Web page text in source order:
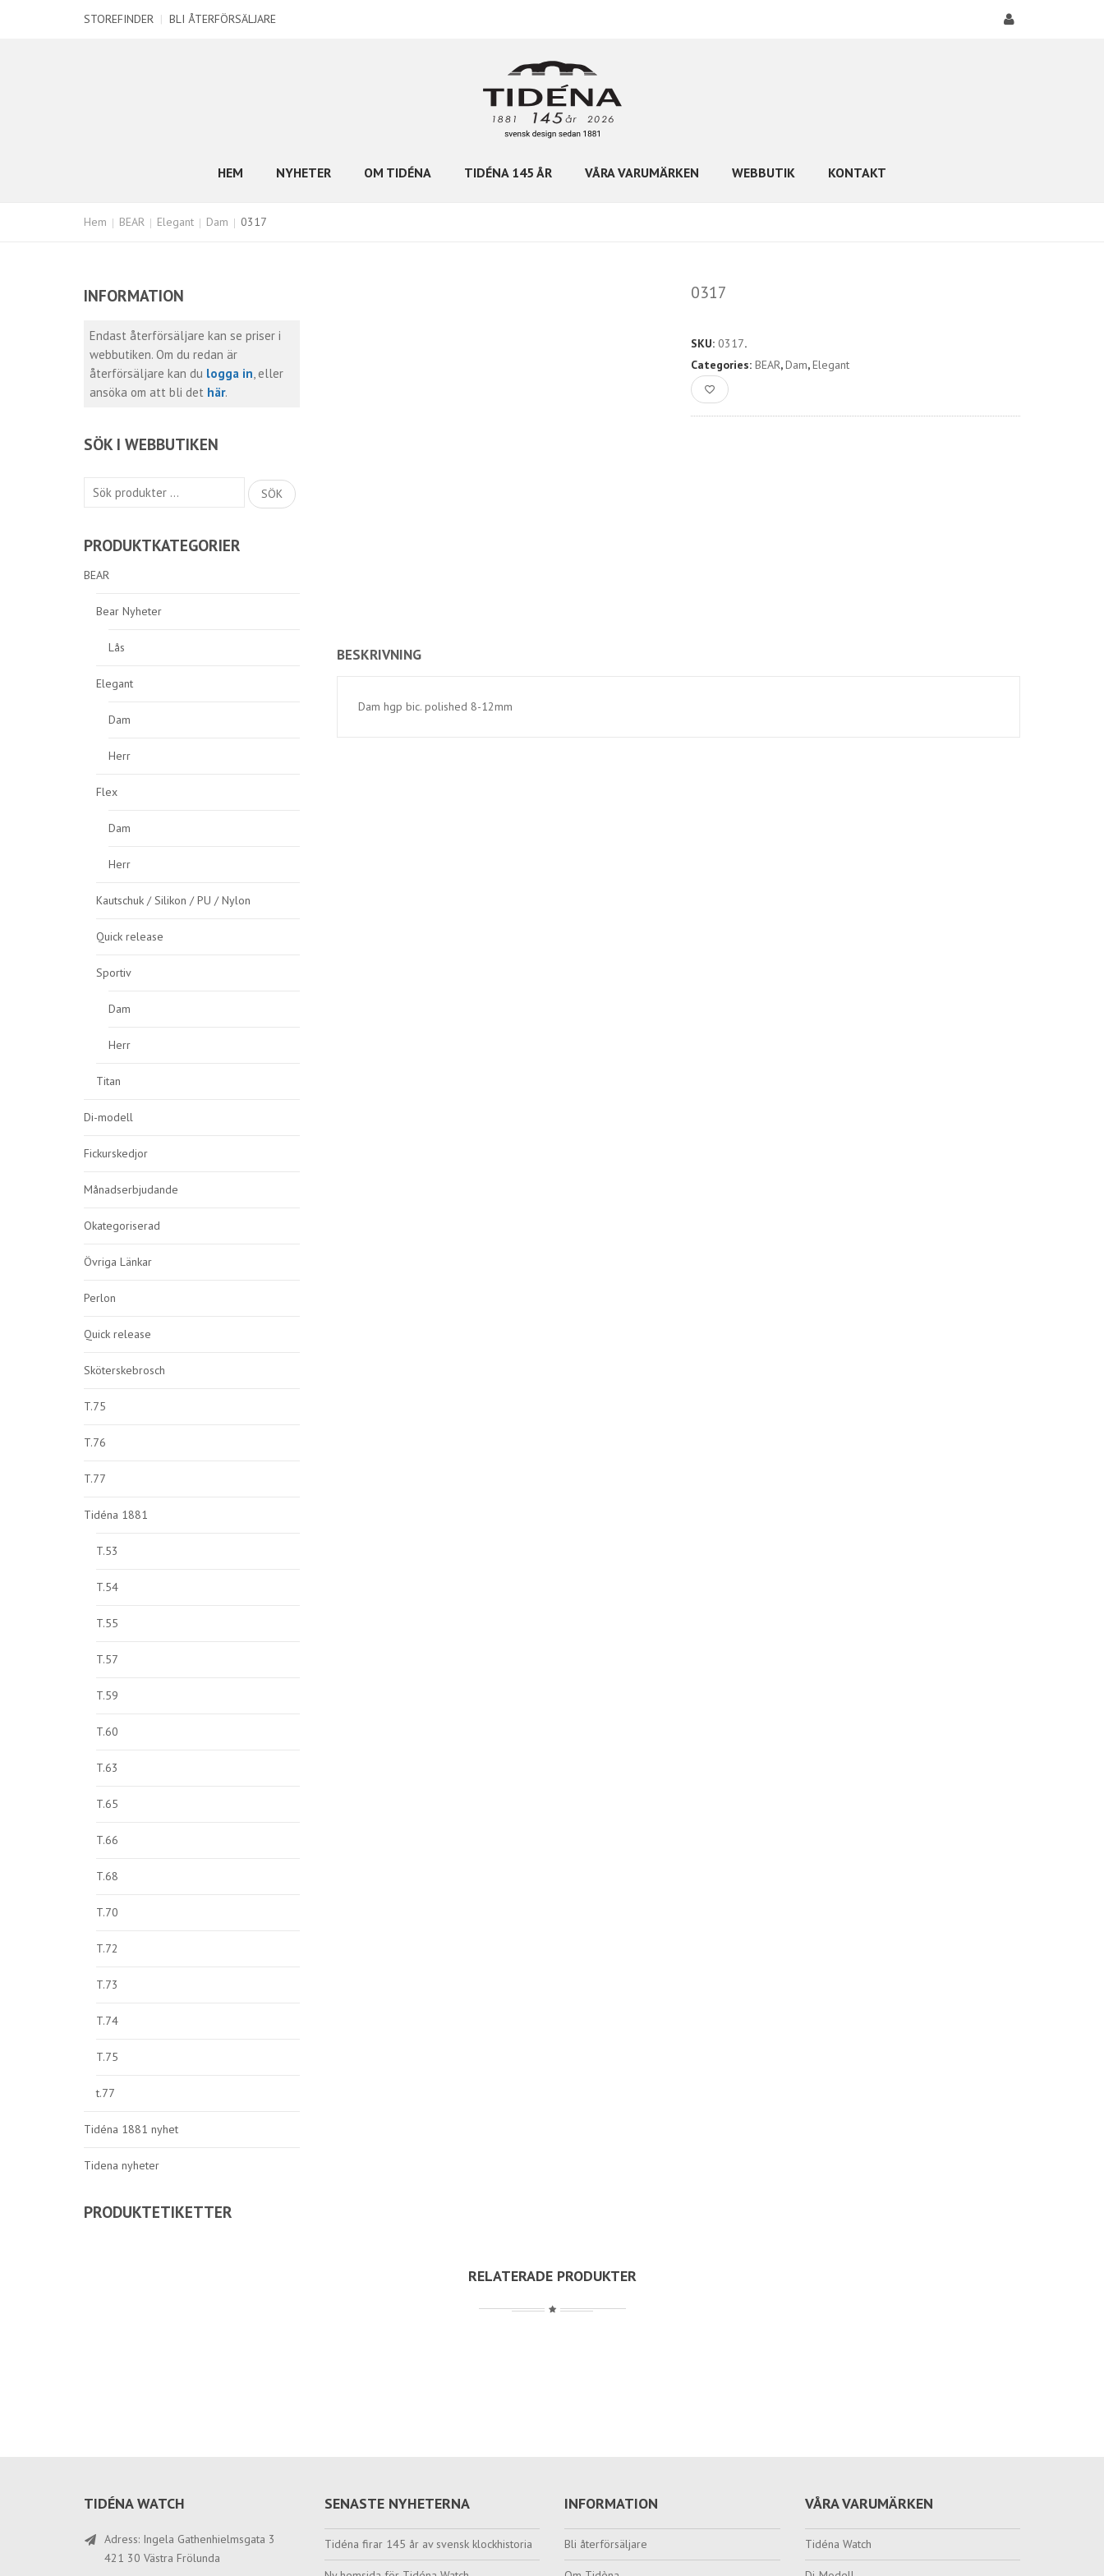
STOREFINDER | BLI ÅTERFÖRSÄLJARE
HEM NYHETER OM TIDÉNA TIDÉNA 145 ÅR VÅRA VARUMÄRKEN WEBBUTIK KONTAKT
Hem BEAR Elegant Dam 0317
INFORMATION
Endast återförsäljare kan se priser i
webbutiken. Om du redan är
återförsäljare kan du logga in, eller
ansöka om att bli det här.
SÖK I WEBBUTIKEN
Sök
SÖK
PRODUKTKATEGORIER
BEAR
Bear Nyheter
Lås
Elegant
Dam
Herr
Flex
Dam
Herr
Kautschuk / Silikon / PU / Nylon
Quick release
Sportiv
Dam
Herr
Titan
Di-modell
Fickurskedjor
Månadserbjudande
Okategoriserad
Övriga Länkar
Perlon
Quick release
Sköterskebrosch
T.75
T.76
T.77
Tidéna 1881
T.53
T.54
T.55
T.57
T.59
T.60
T.63
T.65
T.66
T.68
T.70
T.72
T.73
T.74
T.75
t.77
Tidéna 1881 nyhet
Tidena nyheter
PRODUKTETIKETTER
0317
SKU: 0317.
Categories: BEAR,Dam,Elegant
BESKRIVNING
Dam hgp bic. polished 8-12mm
RELATERADE PRODUKTER
TIDÉNA WATCH
Adress: Ingela Gathenhielmsgata 3
421 30 Västra Frölunda
SENASTE NYHETERNA
Tidéna firar 145 år av svensk klockhistoria
INFORMATION
Bli återförsäljare
VÅRA VARUMÄRKEN
Tidéna Watch